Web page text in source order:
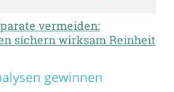
vermeiden:
sichern wirksam Reinheit
gewinnen